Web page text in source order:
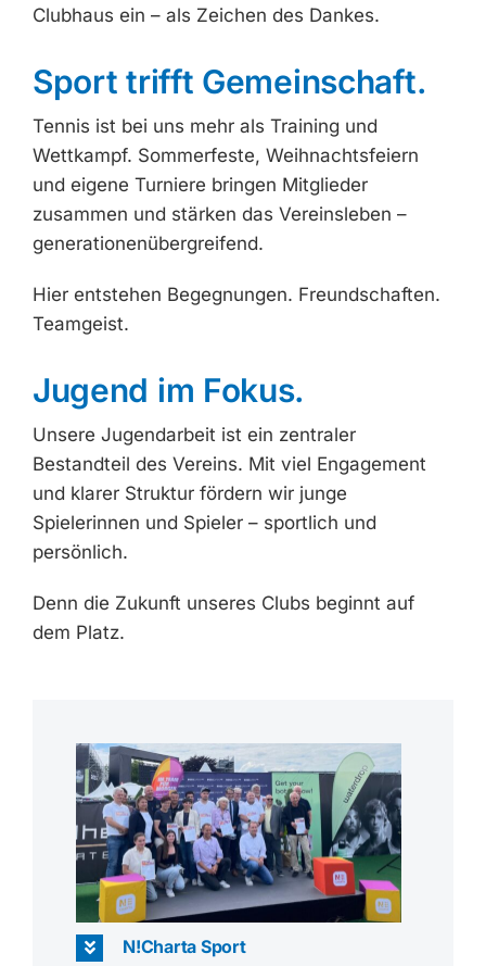
Clubhaus ein – als Zeichen des Dankes.
Sport trifft Gemeinschaft.
Tennis ist bei uns mehr als Training und
Wettkampf. Sommerfeste, Weihnachtsfeiern
und eigene Turniere bringen Mitglieder
zusammen und stärken das Vereinsleben –
generationenübergreifend.
Hier entstehen Begegnungen. Freundschaften.
Teamgeist.
Jugend im Fokus.
Unsere Jugendarbeit ist ein zentraler
Bestandteil des Vereins. Mit viel Engagement
und klarer Struktur fördern wir junge
Spielerinnen und Spieler – sportlich und
persönlich.
Denn die Zukunft unseres Clubs beginnt auf
dem Platz.
N!Charta Sport